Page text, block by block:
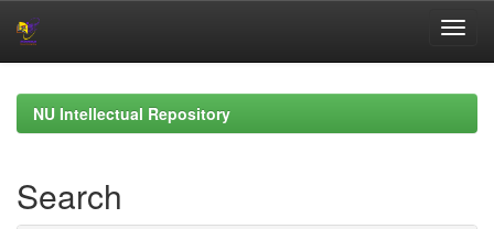
navigationNU Intellectual Repository
Search